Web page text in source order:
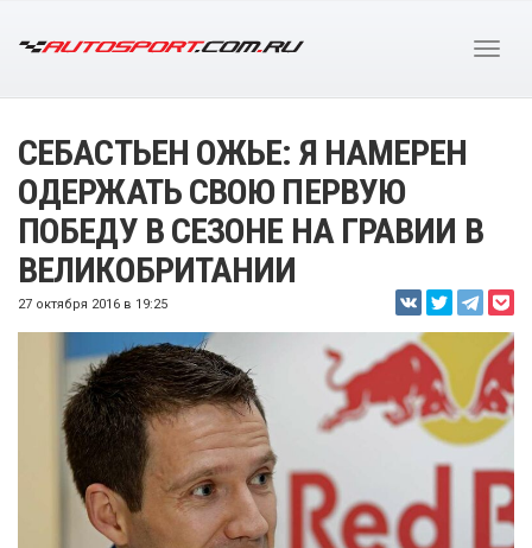
СЕБАСТЬЕН ОЖЬЕ: Я НАМЕРЕН
ОДЕРЖАТЬ СВОЮ ПЕРВУЮ
ПОБЕДУ В СЕЗОНЕ НА ГРАВИИ В
ВЕЛИКОБРИТАНИИ
27 октября 2016 в 19:25